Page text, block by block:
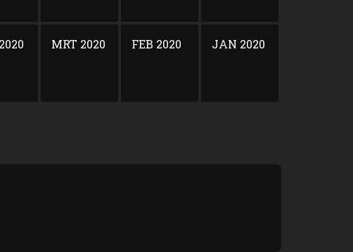
MRT 2020 FEB 2020 JAN 2020